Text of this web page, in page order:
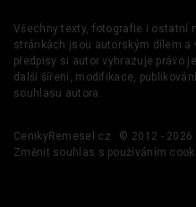
Všechny texty, fotografie i ostatní
stránkách jsou autorským dílem a
předpisy si autor vyhrazuje právo
další šíření, modifikace,
souhlasu autora.
CenikyRemesel.cz © 2012 - 2026
Změnit souhlas s používáním